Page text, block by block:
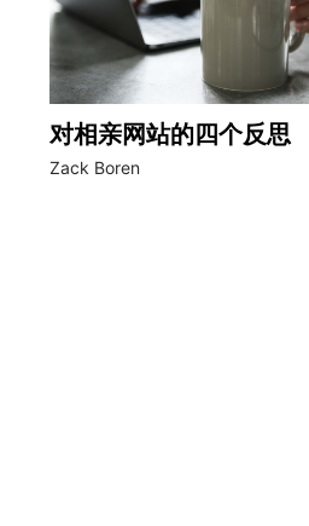
对相亲网站的四个反思
Zack Boren